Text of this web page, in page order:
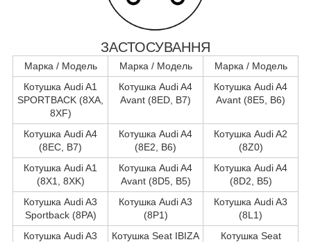
ЗАСТОСУВАННЯ
Марка / Модель Марка / Модель
Марка / Модель
Котушка Audi A1
SPORTBACK (8XA,
8XF)
Котушка Audi A4
Avant (8ED, B7)
Котушка Audi A4
Avant (8E5, B6)
Котушка Audi A4
(8EC, B7)
Котушка Audi A4
(8E2, B6)
Котушка Audi A2
(8Z0)
Котушка Audi A1
(8X1, 8XK)
Котушка Audi A4
Avant (8D5, B5)
Котушка Audi A4
(8D2, B5)
Котушка Audi A3
Sportback (8PA)
Котушка Audi A3
(8P1)
Котушка Audi A3
(8L1)
Котушка Audi A3
Котушка Seat IBIZA
Котушка Seat